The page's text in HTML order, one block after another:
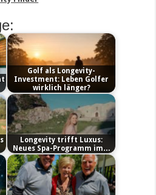
Golf als Longevity-
Investment: Leben Golfer
wirklich länger?
Longevity trifft Luxus:
Neues Spa-Programm im…